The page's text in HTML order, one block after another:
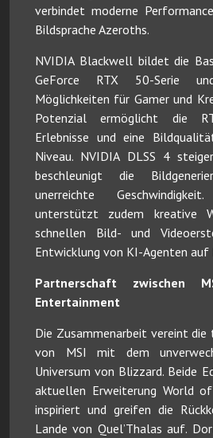
verbindet moderne
Bildsprache Azeroths.
NVIDIA Blackwell bildet die
GeForce RTX 50-Serie
Möglichkeiten für Gamer und
Potenzial ermöglicht die
Erlebnisse und eine
Niveau. NVIDIA DLSS 4
beschleunigt die
unerreichte
unterstützt zudem kreative
schnellen Bild- und
Entwicklung von KI-Agenten auf
Partnerschaft zwischen
Entertainment
Die Zusammenarbeit vereint die
von MSI mit dem
Universum von Blizzard. Beide
aktuellen Erweiterung World
inspiriert und greifen die
Lande von Quel’Thalas auf.